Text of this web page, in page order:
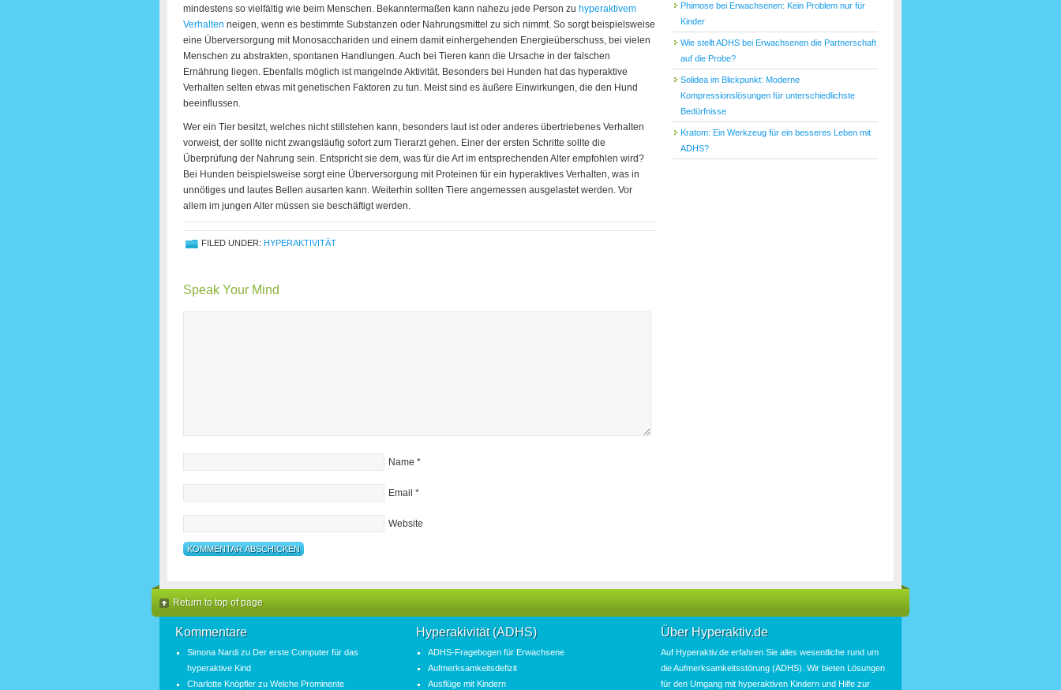
mindestens so vielfältig wie beim Menschen. Bekanntermaßen kann nahezu jede Person zu hyperaktivem
Verhalten neigen, wenn es bestimmte Substanzen oder Nahrungsmittel zu sich nimmt. So sorgt beispielsweise
eine Überversorgung mit Monosacchariden und einem damit einhergehenden Energieüberschuss, bei vielen
Menschen zu abstrakten, spontanen Handlungen. Auch bei Tieren kann die Ursache in der falschen
Ernährung liegen. Ebenfalls möglich ist mangelnde Aktivität. Besonders bei Hunden hat das hyperaktive
Verhalten selten etwas mit genetischen Faktoren zu tun. Meist sind es äußere Einwirkungen, die den Hund
beeinflussen.
Wer ein Tier besitzt, welches nicht stillstehen kann, besonders laut ist oder anderes übertriebenes Verhalten
vorweist, der sollte nicht zwangsläufig sofort zum Tierarzt gehen. Einer der ersten Schritte sollte die
Überprüfung der Nahrung sein. Entspricht sie dem, was für die Art im entsprechenden Alter empfohlen wird?
Bei Hunden beispielsweise sorgt eine Überversorgung mit Proteinen für ein hyperaktives Verhalten, was in
unnötiges und lautes Bellen ausarten kann. Weiterhin sollten Tiere angemessen ausgelastet werden. Vor
allem im jungen Alter müssen sie beschäftigt werden.
FILED UNDER: HYPERAKTIVITÄT
Speak Your Mind
Name *
Email *
Website
Phimose bei Erwachsenen: Kein Problem nur für
Kinder
Wie stellt ADHS bei Erwachsenen die Partnerschaft
auf die Probe?
Solidea im Blickpunkt: Moderne
Kompressionslösungen für unterschiedlichste
Bedürfnisse
Kratom: Ein Werkzeug für ein besseres Leben mit
ADHS?
Return to top of page
Kommentare
Simona Nardi zu Der erste Computer für das
hyperaktive Kind
Charlotte Knöpfler zu Welche Prominente
Hyperakivität (ADHS)
ADHS-Fragebogen für Erwachsene
Aufmerksamkeitsdefizit
Ausflüge mit Kindern
Über Hyperaktiv.de
Auf Hyperaktiv.de erfahren Sie alles wesentliche rund um
dieAufmerksamkeitsstörung (ADHS). Wir bieten Lösungen
für den Umgang mit hyperaktiven Kindern und Hilfe zur